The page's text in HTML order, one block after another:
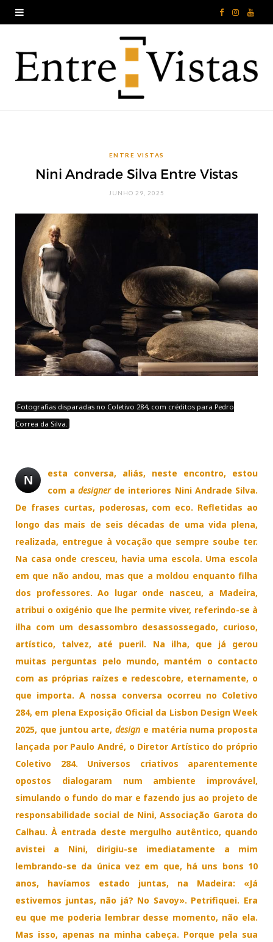
F
c
I Y
u
ENTRE VISTAS
Nini Andrade Silva Entre Vistas
JUNHO 29, 2025
Fotografias disparadas no Coletivo 284, com créditos para Pedro
Correa da Silva.
N
esta conversa, aliás, neste encontro, estou
com a designerde interiores Nini Andrade Silva.
De frases curtas, poderosas, com eco. Refletidas ao
longo das mais de seis décadas de uma vida plena,
realizada, entregue à vocação que sempre soube ter.
Na casa onde cresceu, havia uma escola. Uma escola
em que não andou, mas que a moldou enquanto filha
dos professores. Ao lugar onde nasceu, a Madeira,
atribui o oxigénio que lhe permite viver, referindo-se à
ilha com um desassombro desassossegado, curioso,
artístico, talvez, até pueril. Na ilha, que já gerou
muitas perguntas pelo mundo, mantém o contacto
com as próprias raízes e redescobre, eternamente, o
que importa. A nossa conversa ocorreu no Coletivo
284, em plena Exposição Oficial da Lisbon Design Week
2025, que juntou arte, design e matéria numa proposta
lançada por Paulo André, o Diretor Artístico do próprio
Coletivo 284. Universos criativos aparentemente
opostos dialogaram num ambiente improvável,
simulando o fundo do mar e fazendo jus ao projeto de
responsabilidade social de Nini, Associação Garota do
Calhau. À entrada deste mergulho autêntico, quando
avistei a Nini, dirigiu-se imediatamente a mim
lembrando-se da única vez em que, há uns bons 10
anos, havíamos estado juntas, na Madeira: «Já
estivemos juntas, não já? No Savoy». Petrifiquei. Era
eu que me poderia lembrar desse momento, não ela.
Mas isso, apenas na minha cabeça. Porque pela sua